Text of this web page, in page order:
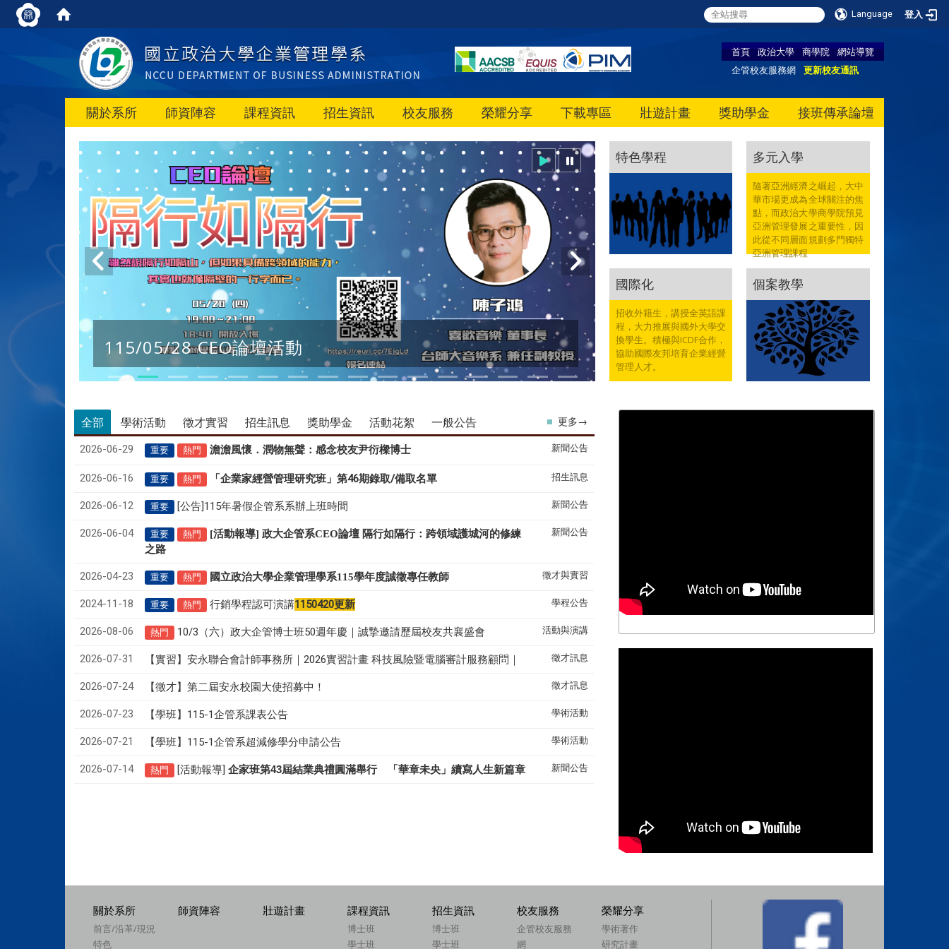
Language 登入
首頁 政治大學 商學院
網站導覽
企管校友服務網
更新校友通訊
關於系所 師資陣容 課程資訊 招生資訊 校友服務 榮耀分享 下載專區 壯遊計畫 獎助學金 接班傳承論壇
115/05/28 CEO論壇活動
特色學程 多元入學
隨著亞洲經濟之崛起，大中
華市場更成為全球關注的焦
點，而政治大學商學院預見
亞洲管理發展之重要性，因
此從不同層面規劃多門獨特
亞洲管理課程
國際化
招收外籍生，講授全英語課
程，大力推展與國外大學交
換學生。積極與ICDF合作，
協助國際友邦培育企業經營
管理人才。
個案教學
全部 學術活動 徵才實習 招生訊息 獎助學金 活動花絮 一般公告
2026-06-29 重要 熱門 澹澹風懷．潤物無聲： 感念校友尹衍樑博士 新聞公告
2026-06-16 重要 熱門 「企業家經營管理研究班」第46期錄取/備取名單 招生訊息
2026-06-12 重要 [公告]115年暑假企管系系辦上班時間 新聞公告
2026-06-04 重要 熱門
[活動報導] 政大企管系CEO論壇 隔行如隔行：跨領域護城河的修練
之路
新聞公告
2026-04-23 重要 熱門 國立政治大學企業管理學系115學年度誠徵專任教師 徵才與實習
2024-11-18 重要 熱門 行銷學程認可演講1150420更新 學程公告
2026-08-06 熱門 10/3（六）政大企管博士班50週年慶｜誠摯邀請歷屆校友共襄盛會 活動與演講
2026-07-31 【實習】安永聯合會計師事務所｜2026實習計畫 科技風險暨電腦審計服務顧問｜ 徵才訊息
2026-07-24 【徵才】第二屆安永校園大使招募中！ 徵才訊息
2026-07-23 【學班】115-1企管系課表公告 學術活動
2026-07-21 【學班】115-1企管系超減修學分申請公告 學術活動
2026-07-14 熱門 [活動報導]企家班第43屆結業典禮圓滿舉行 「華章未央」續寫人生新篇章 新聞公告
更多→
關於系所
前言/沿革/現況
特色
師資陣容 壯遊計畫 課程資訊
博士班
學士班
招生資訊
博士班
學士班
校友服務
企管校友服務
網
榮耀分享
學術著作
研究計畫